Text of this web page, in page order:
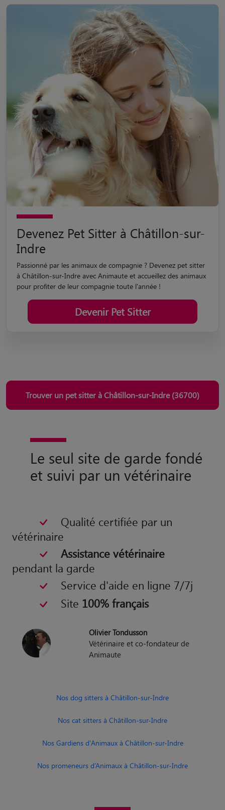
Devenez Pet Sitter à Châtillon-sur-
Indre
Passionné par les animaux de compagnie ? Devenez pet sitter
à Châtillon-sur-Indre avec Animaute et accueillez des animaux
pour profiter de leur compagnie toute l'année !
Devenir Pet Sitter
Trouver un pet sitter à Châtillon-sur-Indre (36700)
Le seul site de garde fondé
et suivi par un vétérinaire
Qualité certifiée par un
vétérinaire
Assistance vétérinaire
pendant la garde
Service d'aide en ligne 7/7j
Site 100% français
Olivier Tondusson
Vétérinaire et co-fondateur de
Animaute
Nos dog sitters à Châtillon-sur-Indre
Nos cat sitters à Châtillon-sur-Indre
Nos Gardiens d'Animaux à Châtillon-sur-Indre
Nos promeneurs d’Animaux à Châtillon-sur-Indre